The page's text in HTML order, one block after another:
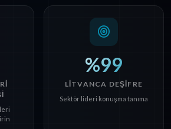
%99
LITVANCA DEŞIFRE
Sektör lideri konuşma tanıma